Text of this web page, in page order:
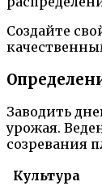
Создайте
Заводить
урожая.
созревания
Культура